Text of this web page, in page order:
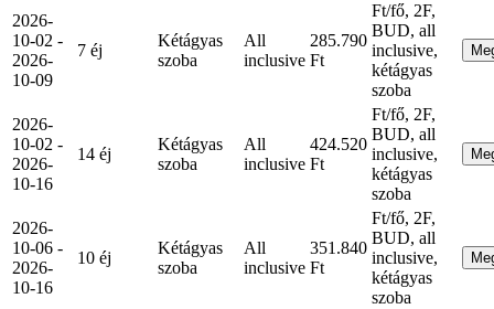
2026-
10-02 -
2026-
10-09
7 éj
Kétágyas
szoba
All
inclusive
285.790
Ft
Ft/fő, 2F,
BUD, all
inclusive,
kétágyas
szoba
2026-
10-02 -
2026-
10-16
14 éj
Kétágyas
szoba
All
inclusive
424.520
Ft
Ft/fő, 2F,
BUD, all
inclusive,
kétágyas
szoba
2026-
10-06 -
2026-
10-16
10 éj
Kétágyas
szoba
All
inclusive
351.840
Ft
Ft/fő, 2F,
BUD, all
inclusive,
kétágyas
szoba